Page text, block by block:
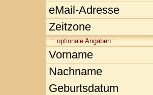
eMail-Adresse
Zeitzone
:: optionale Angaben :.
Vorname
Nachname
Geburtsdatum